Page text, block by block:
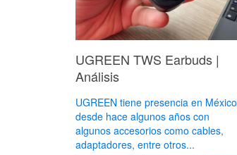
UGREEN TWS Earbuds |
Análisis
UGREEN tiene presencia en México
desde hace algunos años con
algunos accesorios como cables,
adaptadores, entre otros...